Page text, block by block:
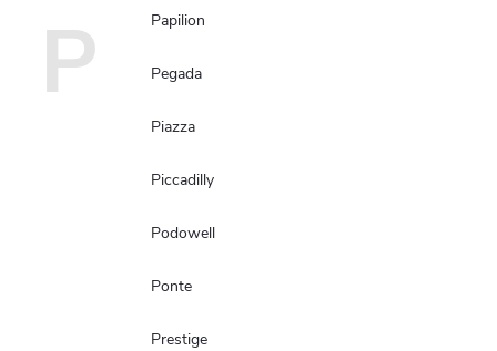
P Papilion
Pegada
Piazza
Piccadilly
Podowell
Ponte
Prestige